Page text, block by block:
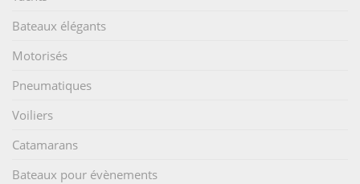
Bateaux élégants
Motorisés
Pneumatiques
Voiliers
Catamarans
Bateaux pour évènements